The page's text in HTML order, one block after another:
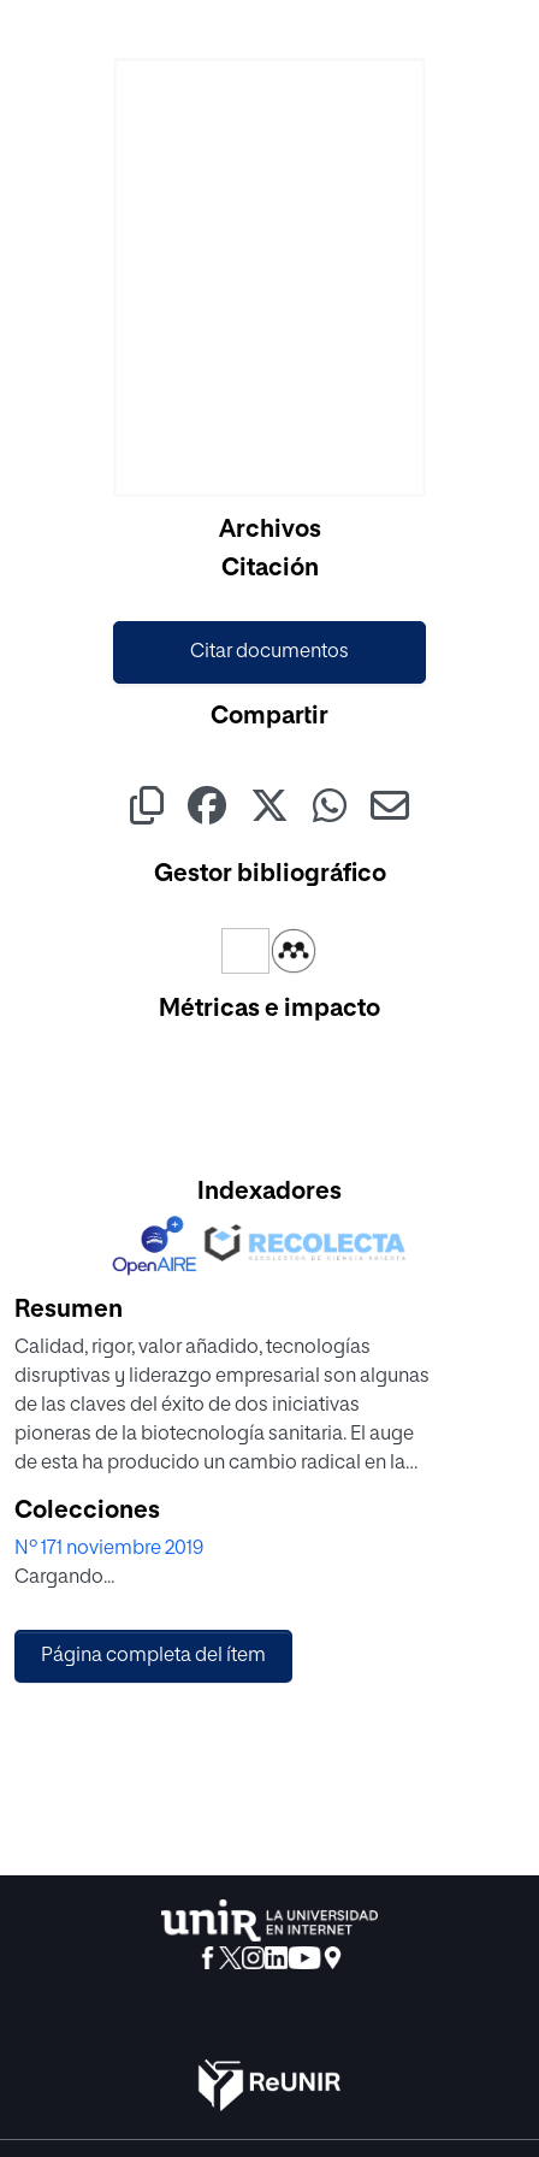
Archivos
Citación
Citar documentos
Compartir
Gestor bibliográfico
Métricas e impacto
Indexadores
Resumen
Calidad, rigor, valor añadido, tecnologías
disruptivas y liderazgo empresarial son algunas
de las claves del éxito de dos iniciativas
pioneras de la biotecnología sanitaria. El auge
de esta ha producido un cambio radical en la
de medicamentos y productos sanitarios
innovadores, dirigidos a necesidades médicas
no cubiertas.
Colecciones
Nº 171 noviembre 2019
Cargando...
Página completa del ítem